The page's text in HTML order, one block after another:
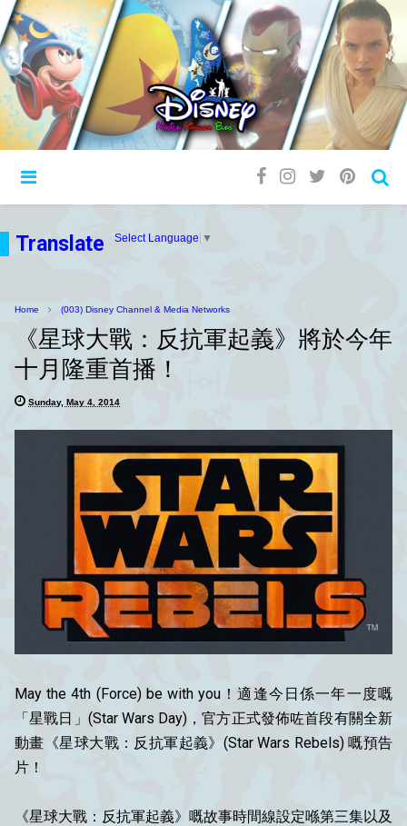
Translate Select Language ▼
Home (003) Disney Channel & Media Networks
《星球大戰：反抗軍起義》將於今年
十月隆重首播！
Sunday, May 4, 2014
May the 4th (Force) be with you！適逢今日係一年一度嘅
「星戰日」(Star Wars Day)，官方正式發佈咗首段有關全新
動畫《星球大戰：反抗軍起義》(Star Wars Rebels) 嘅預告
片！
《星球大戰：反抗軍起義》嘅故事時間線設定喺第三集以及